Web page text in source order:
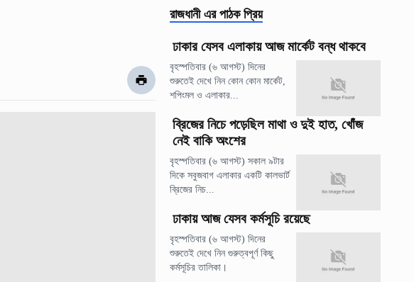
রাজধানী এর পাঠক প্রিয়
ঢাকার যেসব এলাকায় আজ মার্কেট বন্ধ থাকবে
বৃহস্পতিবার (৬ আগস্ট) দিনের
শুরুতেই দেখে নিন কোন কোন মার্কেট,
শপিংমল ও এলাকার...
ব্রিজের নিচে পড়েছিল মাথা ও দুই হাত, খোঁজ
নেই বাকি অংশের
বৃহস্পতিবার (৬ আগস্ট) সকাল ৯টার
দিকে সবুজবাগ এলাকার একটি কালভার্ট
ব্রিজের নিচ...
ঢাকায় আজ যেসব কর্মসূচি রয়েছে
বৃহস্পতিবার (৬ আগস্ট) দিনের
শুরুতেই দেখে নিন গুরুত্বপূর্ণ কিছু
কর্মসূচির তালিকা।